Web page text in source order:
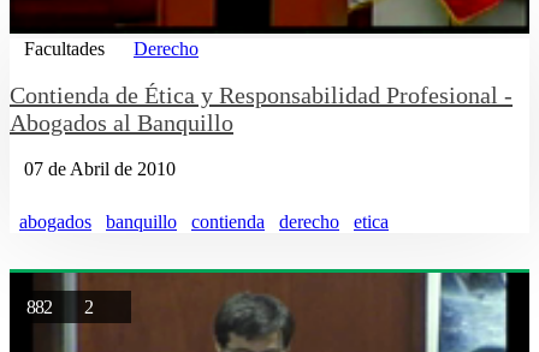
Facultades Derecho
Contienda de Ética y Responsabilidad Profesional -
Abogados al Banquillo
07 de Abril de 2010
abogados banquillo contienda derecho etica
882 2